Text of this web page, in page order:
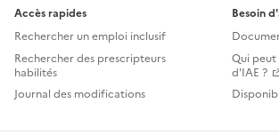
Accès rapides
Rechercher un emploi inclusif
Rechercher des prescripteurs
habilités
Journal des modifications
Besoin
Qui
d'IAE ?